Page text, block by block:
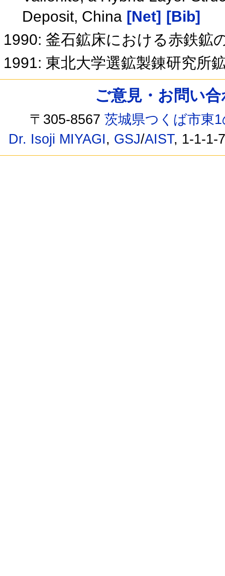
Deposit, China [Net] [Bib]
1990: 釜石鉱床における赤鉄鉱
1991: 東北大学選鉱製錬研究所
ご意見・お問い
〒305-8567茨城県つくば市東
Dr. Isoji MIYAGI, GSJ/AIST, 1-1-1-